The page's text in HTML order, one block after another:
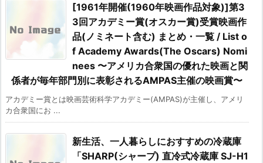
[1961年開催(1960年映画作品対象)]第3
3回アカデミー賞(オスカー賞)受賞映画作
品(ノミネート含む) まとめ・一覧 / List o
f Academy Awards(The Oscars) Nomi
nees 〜アメリカ合衆国の優れた映画と関
係者が毎年部門別に表彰されるAMPAS主催の映画賞〜
アカデミー賞とは映画芸術科学アカデミー(AMPAS)が主催し、アメリ
カ合衆国にお ...
新生活、一人暮らしにおすすめの冷蔵庫
「SHARP(シャープ) 直冷式冷蔵庫 SJ-H1